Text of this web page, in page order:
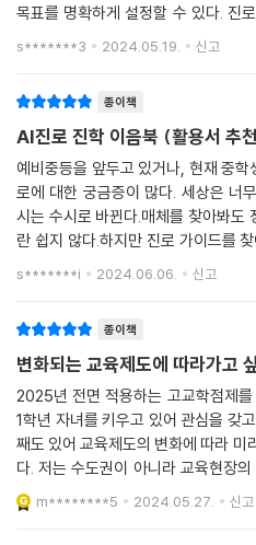
목표를 명확하게 설정할 수 있다. 진
이 모든 것들을 계획화하여 하나하
s*******3 2024.05.19. 신고
종이책
AI진로 진학 이음북 (활용서 추
예비중등을 앞두고 있거나, 현재 중학
로에 대한 궁금증이 많다. 세상은 너
시는 수시로 바뀐다.매체를 찾아봐도
란 쉽지 않다.하지만 진로 가이드를
면, 아직은 생소한 고교학점제,대학
s*******i 2024.06.06. 신고
종이책
변화되는 교육제도에 따라가고
2025년 전면 적용하는 고교학점제
1학년 자녀를 키우고 있어 관심을 갖
째도 있어 교육제도의 변화에 따라 미
다. 저는 수도권이 아니라 교육현장
관한 책은 꾸준히 찾아 읽어야합니다.
학 이음북＞ 에는
m********5 2024.05.27. 신고